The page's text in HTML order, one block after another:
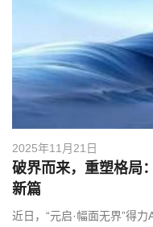
2025年11月21日
破界而来，重塑格局
新篇
近日，“元启·幅面无界”得力